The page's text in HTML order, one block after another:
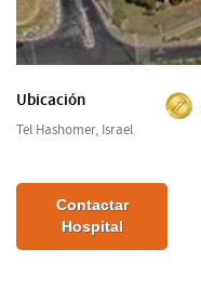
Ubicación
Tel Hashomer, Israel
Contactar
Hospital